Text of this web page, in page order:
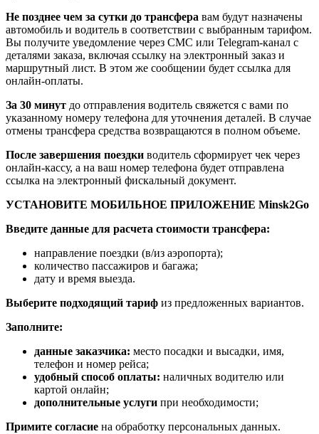
Не позднее чем за сутки до трансфера вам будут назначены
автомобиль и водитель в соответствии с выбранным тарифом.
Вы получите уведомление через СМС или Telegram-канал с
деталями заказа, включая ссылку на электронный заказ и
маршрутный лист. В этом же сообщении будет ссылка для
онлайн-оплаты.
За 30 минут до отправления водитель свяжется с вами по
указанному номеру телефона для уточнения деталей. В случае
отмены трансфера средства возвращаются в полном объеме.
После завершения поездки водитель сформирует чек через
онлайн-кассу, а на ваш номер телефона будет отправлена
ссылка на электронный фискальный документ.
УСТАНОВИТЕ МОБИЛЬНОЕ ПРИЛОЖЕНИЕ Minsk2Go
Введите данные для расчета стоимости трансфера:
направление поездки (в/из аэропорта);
количество пассажиров и багажа;
дату и время выезда.
Выберите подходящий тариф из предложенных вариантов.
Заполните:
данные заказчика: место посадки и высадки, имя,
телефон и номер рейса;
удобный способ оплаты: наличных водителю или
картой онлайн;
дополнительные услуги при необходимости;
Примите согласие на обработку персональных данных.